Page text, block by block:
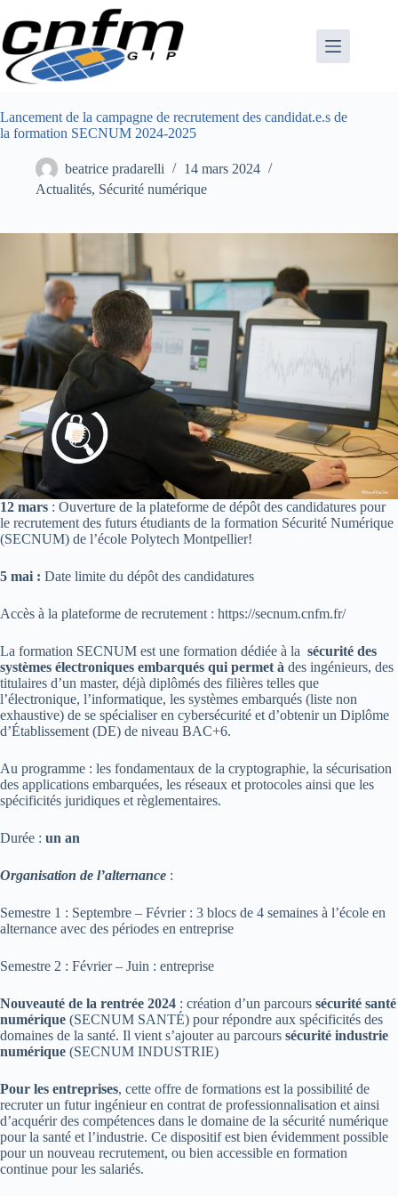
au
contenu
Lancement de la campagne de recrutement des candidat.e.s de
la formation SECNUM 2024-2025
beatrice pradarelli
14 mars 2024
Actualités, Sécurité numérique
12 mars : Ouverture de la plateforme de dépôt des candidatures pour
le recrutement des futurs étudiants de la formation Sécurité Numérique
(SECNUM) de l’école Polytech Montpellier!
5 mai : Date limite du dépôt des candidatures
Accès à la plateforme de recrutement : https://secnum.cnfm.fr/
La formation SECNUM est une formation dédiée à la sécurité des
systèmes électroniques embarqués qui permet à des ingénieurs, des
titulaires d’un master, déjà diplômés des filières telles que
l’électronique, l’informatique, les systèmes embarqués (liste non
exhaustive) de se spécialiser en cybersécurité et d’obtenir un Diplôme
d’Établissement (DE) de niveau BAC+6.
Au programme : les fondamentaux de la cryptographie, la sécurisation
des applications embarquées, les réseaux et protocoles ainsi que les
spécificités juridiques et règlementaires.
Durée : un an
Organisation de l’alternance :
Semestre 1 : Septembre – Février : 3 blocs de 4 semaines à l’école en
alternance avec des périodes en entreprise
Semestre 2 : Février – Juin : entreprise
Nouveauté de la rentrée 2024 : création d’un parcours sécurité santé
numérique (SECNUM SANTÉ) pour répondre aux spécificités des
domaines de la santé. Il vient s’ajouter au parcours sécurité industrie
numérique (SECNUM INDUSTRIE)
Pour les entreprises, cette offre de formations est la possibilité de
recruter un futur ingénieur en contrat de professionnalisation et ainsi
d’acquérir des compétences dans le domaine de la sécurité numérique
pour la santé et l’industrie. Ce dispositif est bien évidemment possible
pour un nouveau recrutement, ou bien accessible en formation
continue pour les salariés.